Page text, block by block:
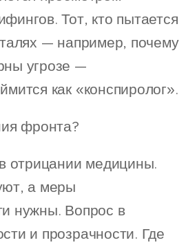
Тот, кто пытается
— например, почему
угрозе —
как «конспиролог».
фронта?
отрицании медицины.
а меры
нужны. Вопрос в
и прозрачности. Где